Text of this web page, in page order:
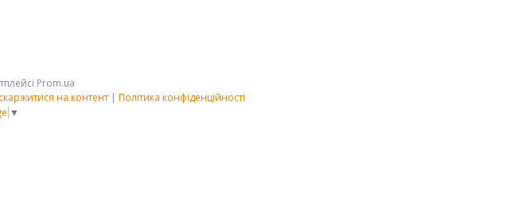
Prom.ua
на контент | Політика конфіденційності
▼